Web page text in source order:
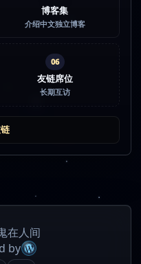
博客集
介绍中文独立博客
06
友链席位
长期互访
在人间
by